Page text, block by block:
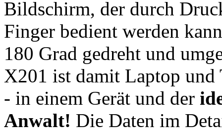
Bildschirm, der durch
Finger bedient werden
180 Grad gedreht und
X201 ist damit Laptop und
- in einem Gerät und der
Anwalt! Die Daten im